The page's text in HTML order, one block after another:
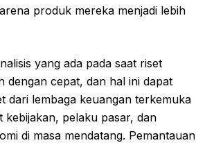
produk mereka menjadi lebih
yang ada pada saat riset
dengan cepat, dan hal ini dapat
dari lembaga keuangan terkemuka
kebijakan, pelaku pasar, dan
di masa mendatang. Pemantauan